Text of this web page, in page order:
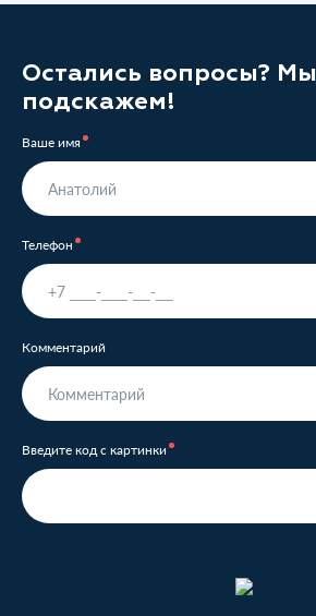
Остались вопросы? Мы
подскажем!
Ваше имя
Телефон
Комментарий
Введите код с картинки